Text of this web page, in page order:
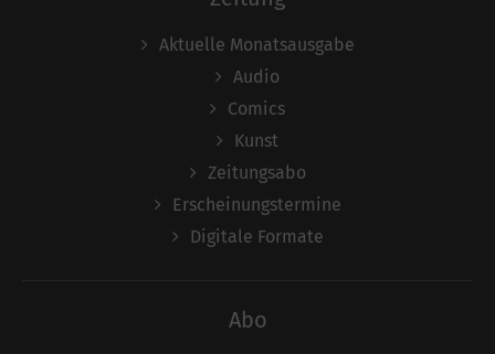
Aktuelle Monatsausgabe
Audio
Comics
Kunst
Zeitungsabo
Erscheinungstermine
Digitale Formate
Abo